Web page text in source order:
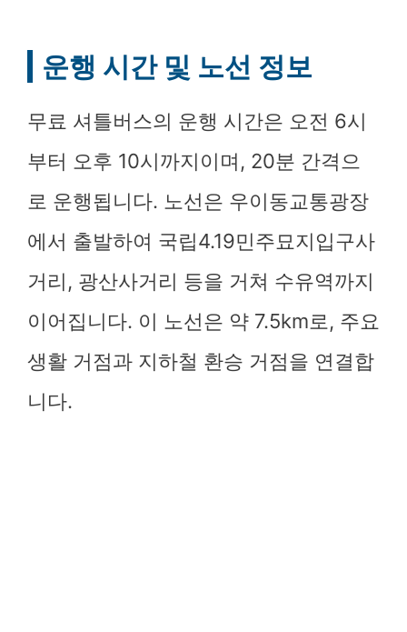
운행 시간 및 노선 정보
무료 셔틀버스의 운행 시간은 오전 6시
부터 오후 10시까지이며, 20분 간격으
로 운행됩니다. 노선은 우이동교통광장
에서 출발하여 국립4.19민주묘지입구사
거리, 광산사거리 등을 거쳐 수유역까지
이어집니다. 이 노선은 약 7.5km로, 주요
생활 거점과 지하철 환승 거점을 연결합
니다.